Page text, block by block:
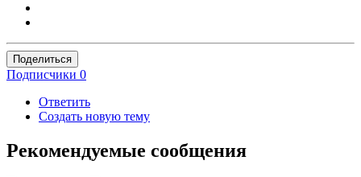
Поделиться
Подписчики 0
Ответить
Создать новую тему
Рекомендуемые сообщения